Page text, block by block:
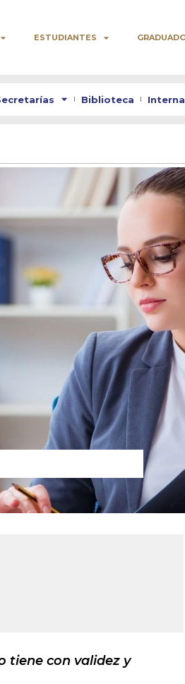
ESTUDIANTES
Biblioteca
tiene con validez y